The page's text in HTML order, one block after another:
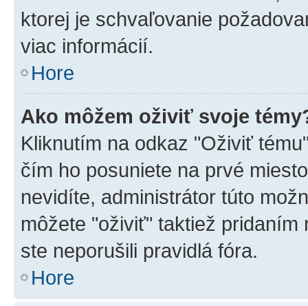
ktorej je schvaľovanie
viac informácií.
Hore
Ako môžem oživiť svoje
Kliknutím na odkaz "Oživiť
čím ho posuniete na prvé
nevidíte, administrátor túto
môžete "oživiť" taktiež
ste neporušili pravidlá fóra.
Hore